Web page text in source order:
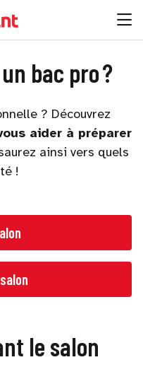
bac pro ?
? Découvrez
aider à préparer
ainsi vers quels
!
le salon